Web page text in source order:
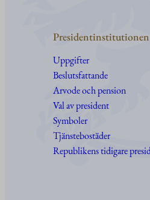
Presidentinstitutionen
Uppgifter
Beslutsfattande
Arvode och pension
Val av president
Symboler
Tjänstebostäder
Republikens tidigare